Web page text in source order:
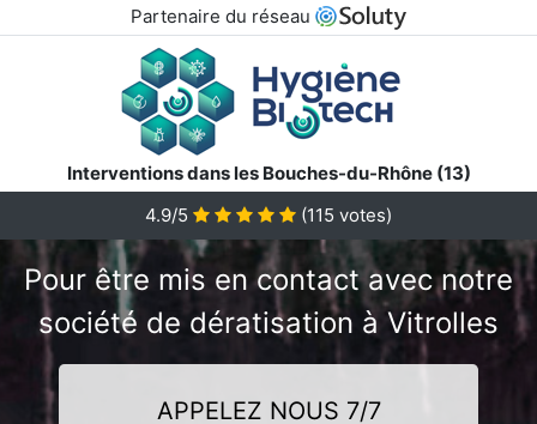
Partenaire du réseau
Interventions dans les Bouches-du-Rhône (13)
4.9/5
(115 votes)
Pour être mis en contact avec notre
société de dératisation à Vitrolles
APPELEZ NOUS 7/7